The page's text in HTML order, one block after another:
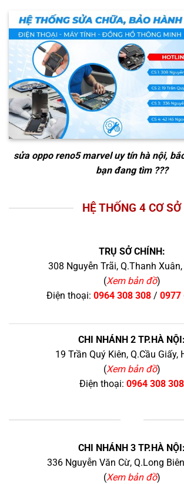
sửa oppo reno5 marvel uy tín hà nội,
bạn đang tìm ???
HỆ THỐNG 4 CƠ SỞ
TRỤ SỞ CHÍNH:
308 Nguyễn Trãi, Q.Thanh
(Xem bản đồ)
Điện thoại: 0964 308 308/ 0977
CHI NHÁNH 2 TP.HÀ NỘI:
19 Trần Quý Kiên, Q.Cầu Giấy,
(Xem bản đồ)
Điện thoại: 0964 308 308
CHI NHÁNH 3 TP.HÀ NỘI:
336 Nguyễn Văn Cừ, Q.Long
(Xem bản đồ)